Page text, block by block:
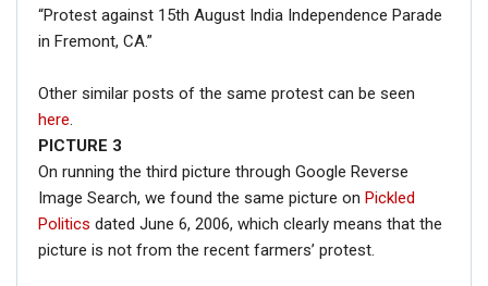
“Protest against 15th August India Independence Parade
in Fremont, CA.”
Other similar posts of the same protest can be seen
here.
PICTURE 3
On running the third picture through Google Reverse
Image Search, we found the same picture on Pickled
Politics dated June 6, 2006, which clearly means that the
picture is not from the recent farmers’ protest.